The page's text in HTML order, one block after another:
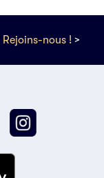
Rejoins-nous ! >